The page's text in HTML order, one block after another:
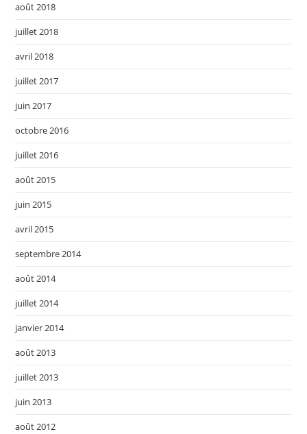
août 2018
juillet 2018
avril 2018
juillet 2017
juin 2017
octobre 2016
juillet 2016
août 2015
juin 2015
avril 2015
septembre 2014
août 2014
juillet 2014
janvier 2014
août 2013
juillet 2013
juin 2013
août 2012